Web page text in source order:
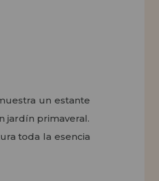
un estante
jardín primaveral.
toda la esencia